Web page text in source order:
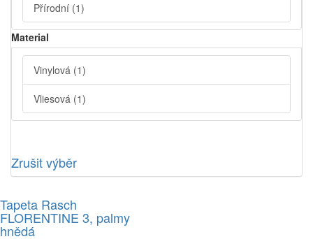
Přírodní (1)
Material
Vinylová (1)
Vliesová (1)
Zrušit výběr
Tapeta Rasch
FLORENTINE 3, palmy
hnědá